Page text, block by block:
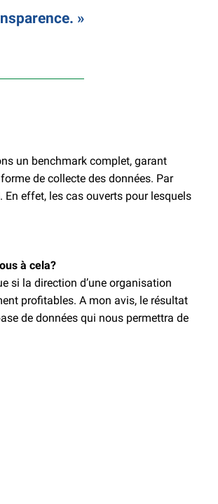
un benchmark complet, garant
de collecte des données. Par
effet, les cas ouverts pour lesquels
à cela?
si la direction d’une organisation
profitables. A mon avis, le résultat
de données qui nous permettra de